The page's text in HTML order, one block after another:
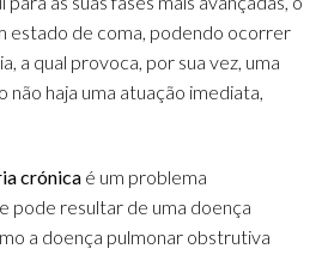
estado de coma, podendo ocorrer
a qual provoca, por sua vez, uma
não haja uma atuação imediata,
crónica é um problema
pode resultar de uma doença
a doença pulmonar obstrutiva